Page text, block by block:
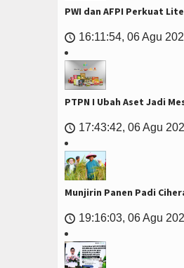
PWI dan AFPI Perkuat
🕔 16:11:54, 06 Agu
PTPN I Ubah Aset Jadi
🕔 17:43:42, 06 Agu
Munjirin Panen Padi
🕔 19:16:03, 06 Agu